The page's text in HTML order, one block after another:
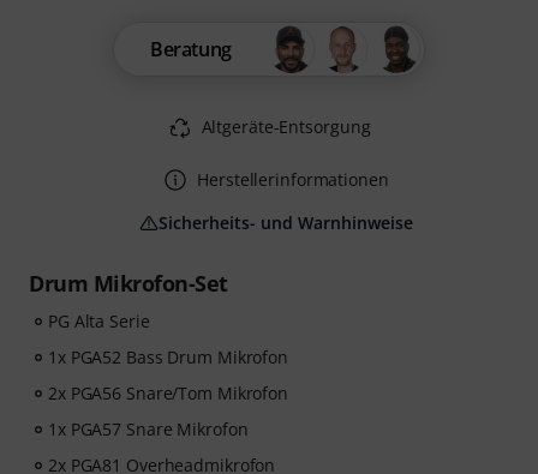
Drum Mikrofon-Set
PG Alta Serie
1x PGA52 Bass Drum Mikrofon
2x PGA56 Snare/Tom Mikrofon
1x PGA57 Snare Mikrofon
2x PGA81 Overheadmikrofon
Beratung
Altgeräte-Entsorgung
Herstellerinformationen
Sicherheits- und Warnhinweise